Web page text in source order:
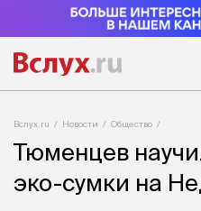
Вслух.ru Новости Общество
Тюменцев
эко-сумки на